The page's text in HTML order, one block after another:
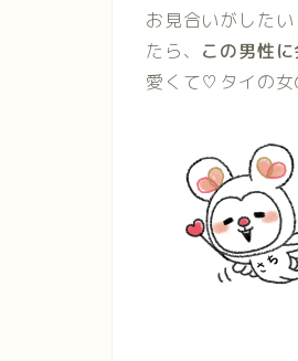
お見合いがした
たら、 この男性
愛くて♡タイの女